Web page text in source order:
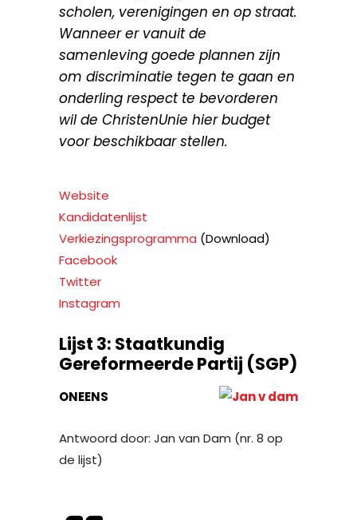
scholen, verenigingen en op straat.
Wanneer er vanuit de
samenleving goede plannen zijn
om discriminatie tegen te gaan en
onderling respect te bevorderen
wil de ChristenUnie hier budget
voor beschikbaar stellen.
Website
Kandidatenlijst
Verkiezingsprogramma (Download)
Facebook
Twitter
Instagram
Lijst 3: Staatkundig
Gereformeerde Partij (SGP)
ONEENS
Antwoord door: Jan van Dam (nr. 8 op
de lijst)